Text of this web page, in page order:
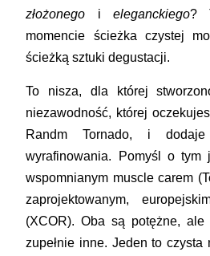
złożonego i eleganckiego?
momencie ścieżka czystej
ścieżką sztuki degustacji.
To nisza, dla której
niezawodność, której
Randm Tornado, i
wyrafinowania. Pomyśl o tym
wspomnianym muscle carem
zaprojektowanym,
(XCOR). Oba są potężne,
zupełnie inne. Jeden to